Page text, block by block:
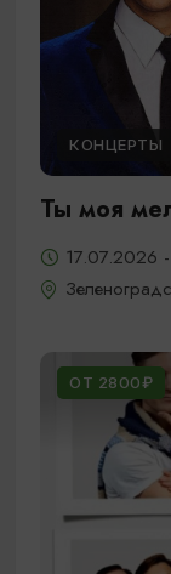
КОНЦЕРТЫ
Ты моя
17.07.2026
ОТ 2800₽